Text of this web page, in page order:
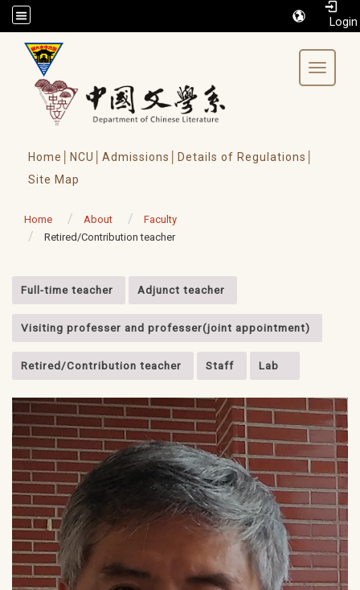
/accesskey"" title="Toolbar">:::
Toggle
Home│ NCU│ Admissions│
Details of Regulations│
Site Map
Home About
Faculty
Retired/Contribution teacher
Full-time teacher Adjunct teacher
Visiting professer and professer(joint appointment)
Retired/Contribution teacher Staff Lab